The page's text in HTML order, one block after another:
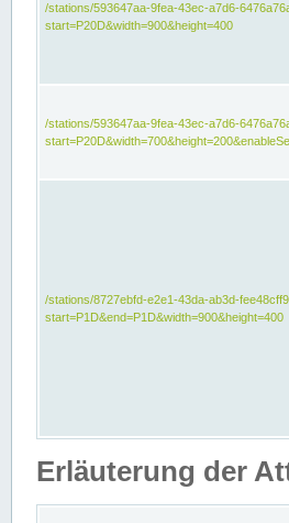
/stations/593647aa-9fea-43ec-a7d6-
start=P20D&width=900&height=400
/stations/593647aa-9fea-43ec-a7d6-
/stations/8727ebfd-e2e1-43da-ab3d-
start=P1D&end=P1D&width=900&height=400
Erläuterung der